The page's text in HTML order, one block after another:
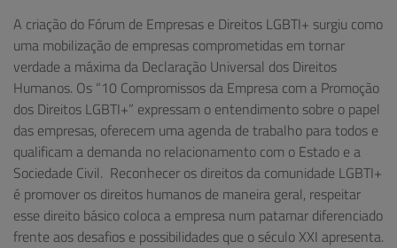
A criação do Fórum de Empresas e Direitos LGBTI+ surgiu como
uma mobilização de empresas comprometidas em tornar
verdade a máxima da Declaração Universal dos Direitos
Humanos. Os “10 Compromissos da Empresa com a Promoção
dos Direitos LGBTI+” expressam o entendimento sobre o papel
das empresas, oferecem uma agenda de trabalho para todos e
qualificam a demanda no relacionamento com o Estado e a
Sociedade Civil. Reconhecer os direitos da comunidade LGBTI+
é promover os direitos humanos de maneira geral, respeitar
esse direito básico coloca a empresa num patamar diferenciado
frente aos desafios e possibilidades que o século XXI apresenta.